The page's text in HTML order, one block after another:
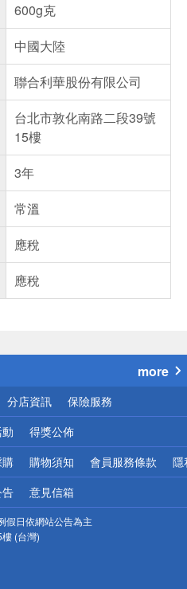
600g克
中國大陸
聯合利華股份有限公司
台北市敦化南路二段39號
15樓
3年
常溫
應稅
應稅
心！
more
分店資訊 保險服務
得獎公佈
購物須知 會員服務條款 隱
意見信箱
假日依網站公告為主
(台灣)